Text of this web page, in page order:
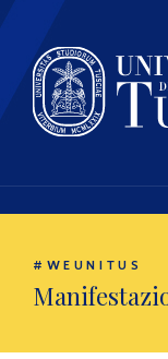
#WEUNITUS